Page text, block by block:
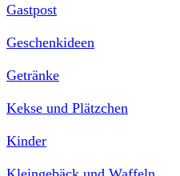
Gastpost
Geschenkideen
Getränke
Kekse und Plätzchen
Kinder